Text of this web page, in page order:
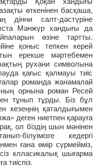
өткенінен басқаша,
дінни салт-дәстүріне
Мәнжүр хандығы да
өзіне тартты.
қоныс тепкен керей
ерекше мәртебемен
рухани символына
қағыс қалмауы тиіс
романда жанамалай
орнына роман Ресей
тұнып тұрды. Біз бұл
кезеңнің қаталдығымен
деген ниетпен қарауға
ол біздің шын мәнінен
білуімізге кедергі
ғана өмір сүрмейміз,
клласикалық шығарма
тиіспіз.